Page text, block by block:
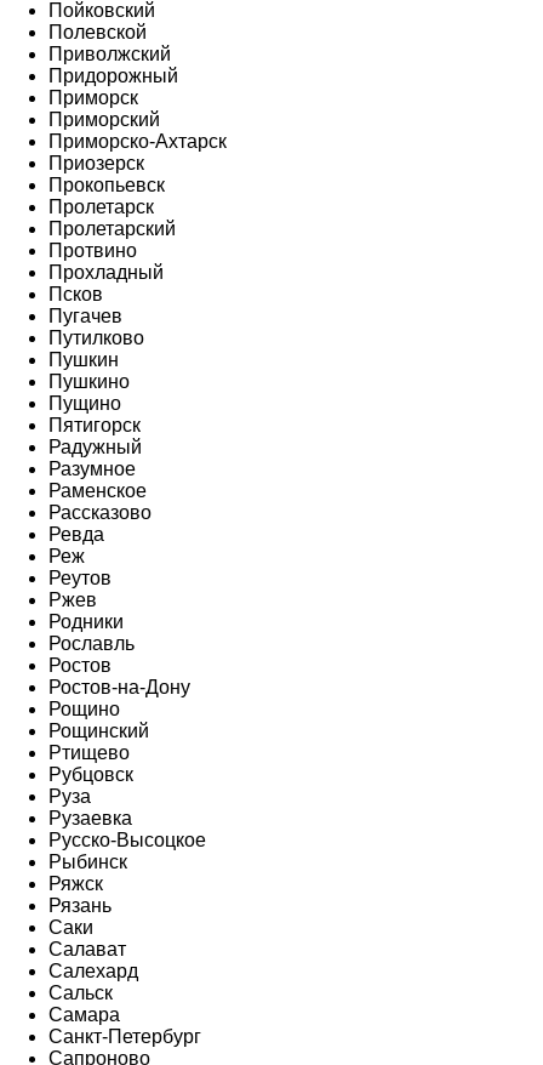
Пойковский
Полевской
Приволжский
Придорожный
Приморск
Приморский
Приморско-Ахтарск
Приозерск
Прокопьевск
Пролетарск
Пролетарский
Протвино
Прохладный
Псков
Пугачев
Путилково
Пушкин
Пушкино
Пущино
Пятигорск
Радужный
Разумное
Раменское
Рассказово
Ревда
Реж
Реутов
Ржев
Родники
Рославль
Ростов
Ростов-на-Дону
Рощино
Рощинский
Ртищево
Рубцовск
Руза
Рузаевка
Русско-Высоцкое
Рыбинск
Ряжск
Рязань
Саки
Салават
Салехард
Сальск
Самара
Санкт-Петербург
Сапроново